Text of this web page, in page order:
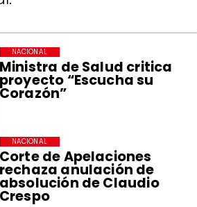
Ministra de Salud critica
proyecto “Escucha su
Corazón”
NACIONAL
Corte de Apelaciones
rechaza anulación de
absolución de Claudio
Crespo
NACIONAL